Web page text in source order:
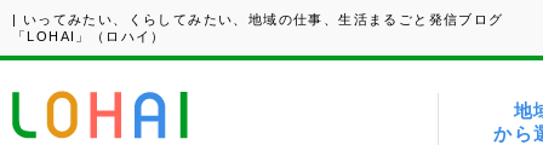
| いってみたい、くらしてみたい、地域の仕事、生活まるごと発信ブログ
「LOHAI」（ロハイ）
地
から